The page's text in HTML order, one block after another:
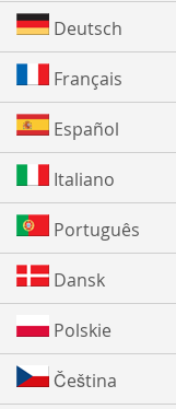
Deutsch
Français
Español
Italiano
Português
Dansk
Polskie
Čeština